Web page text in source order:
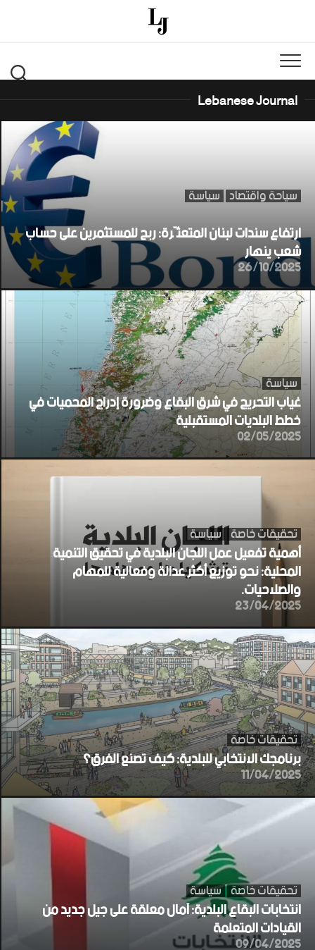
Lebanese Journal
سياحة واقتصاد سياسة
ارتفاع سندات لبنان المتعثّرة: ربح للمستثمرين على حساب
شعب ينهار
26/10/2025
سياسة
غياب التحريج في شرق البقاع وضرورة إدراج المحميات في
خطط البلديات المستقبلية
02/05/2025
تحقيقات خاصة سياسة
أهمية تفعيل عمل اللجان البلدية في تحقيق التنمية
المحلية: نحو توزيع أكثر عدالة وفعالية للمهام
والصلاحيات.
23/04/2025
تحقيقات خاصة
برنامجك الانتخابي للبلدية: كيف تصنع الفرق؟
11/04/2025
تحقيقات خاصة سياسة
انتخابات البقاع البلدية: آمال معلقة على جيل جديد من
القيادات المتعلمة